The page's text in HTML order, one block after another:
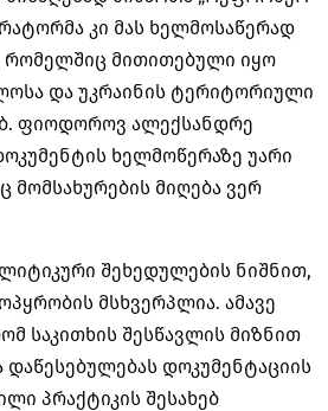
კი მას ხელმოსაწერად
რომელშიც მითითებული იყო
და უკრაინის ტერიტორიული
ფიოდოროვ ალექსანდრე
ხელმოწერაზე უარი
მომსახურების მიღება ვერ
შეხედულების ნიშნით,
მსხვერპლია. ამავე
საკითხის შესწავლის მიზნით
დოკუმენტაციის
პრაქტიკის შესახებ